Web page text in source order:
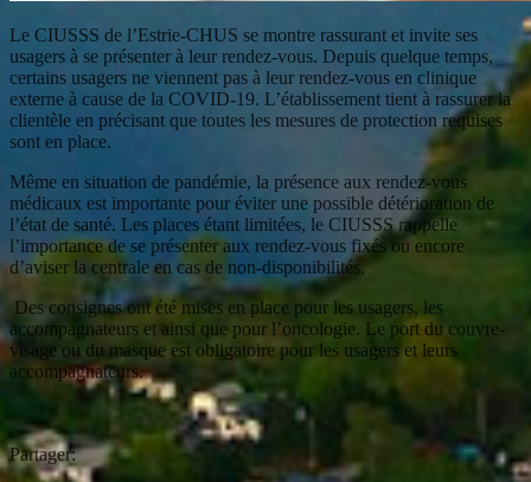
Le CIUSSS de l’Estrie-CHUS se montre rassurant et invite ses
usagers à se présenter à leur rendez-vous. Depuis quelque temps,
certains usagers ne viennent pas à leur rendez-vous en clinique
externe à cause de la COVID-19. L’établissement tient à rassurer la
clientèle en précisant que toutes les mesures de protection requises
sont en place.
Même en situation de pandémie, la présence aux rendez-vous
médicaux est importante pour éviter une possible détérioration de
l’état de santé. Les places étant limitées, le CIUSSS rappelle
l’importance de se présenter aux rendez-vous fixés ou encore
d’aviser la centrale en cas de non-disponibilités.
Des consignes ont été mises en place pour les usagers, les
accompagnateurs et ainsi que pour l’oncologie. Le port du couvre-
visage ou du masque est obligatoire pour les usagers et leurs
accompagnateurs.
Partager: